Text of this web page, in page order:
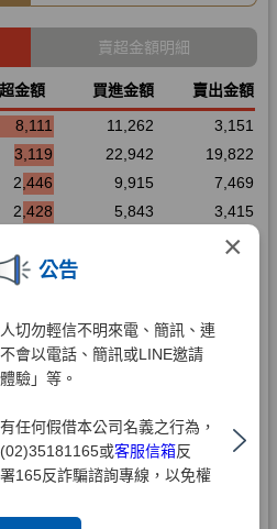
×
公告
切勿輕信不明來電、簡訊、連
會以電話、簡訊或LINE邀請
驗」等。
任何假借本公司名義之行為，
或客服信箱反
165反詐騙諮詢專線，以免權